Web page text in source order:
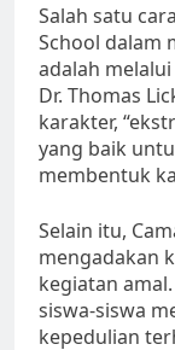
Salah satu
School dalam
adalah
Dr. Thomas
karakter,
yang baik
membentuk
Selain itu,
mengadakan
kegiatan
siswa-siswa
kepedulian